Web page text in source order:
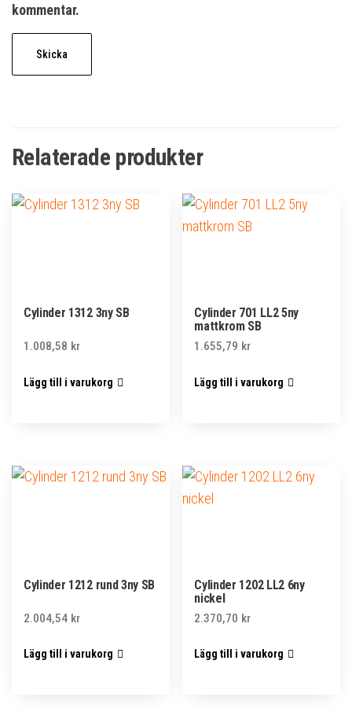
kommentar.
Relaterade produkter
Cylinder 1312 3ny SB
1.008,58 kr
Lägg till i varukorg
Cylinder 701 LL2 5ny
mattkrom SB
1.655,79 kr
Lägg till i varukorg
Cylinder 1212 rund 3ny SB
2.004,54 kr
Lägg till i varukorg
Cylinder 1202 LL2 6ny
nickel
2.370,70 kr
Lägg till i varukorg